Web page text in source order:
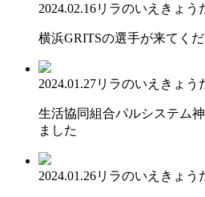
2024.02.16リラのいえ きょう
横浜GRITSの選手が来てく
2024.01.27リラのいえ きょう
生活協同組合パルシステム
ました
2024.01.26リラのいえ きょう